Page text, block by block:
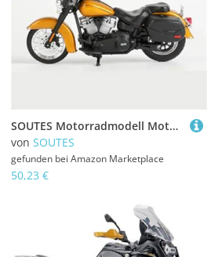
SOUTES Motorradmodell Motorradmodell Aus Aluminiumlegierung, Druckguss-Spielzeug 1:18 Für Harley Für Davidson Für Heritage 2023 Miniatur-Sammlergeschenk
von SOUTES
gefunden bei Amazon Marketplace
50,23 €